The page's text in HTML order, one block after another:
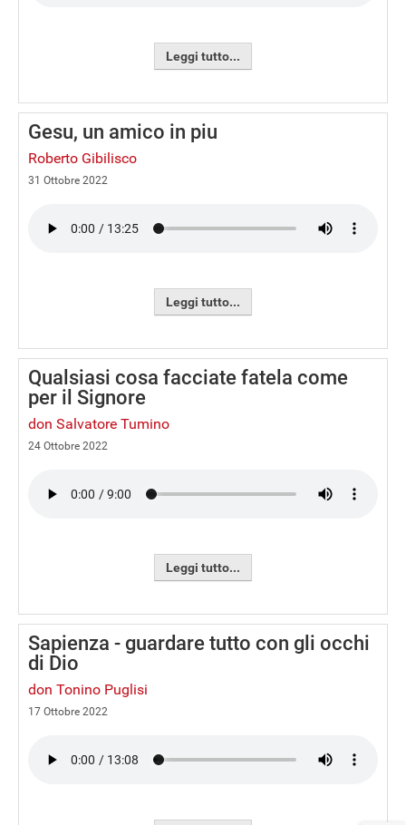
Leggi tutto...
Gesu, un amico in piu
Roberto Gibilisco
31 Ottobre 2022
Leggi tutto...
Qualsiasi cosa facciate fatela come
per il Signore
don Salvatore Tumino
24 Ottobre 2022
Leggi tutto...
Sapienza - guardare tutto con gli occhi
di Dio
don Tonino Puglisi
17 Ottobre 2022